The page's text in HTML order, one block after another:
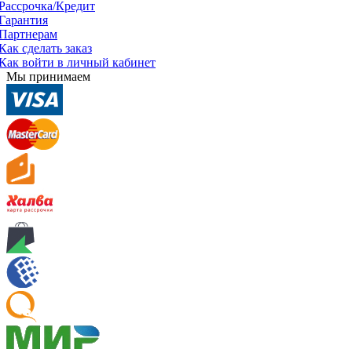
Кредит
сделать заказ
войти в личный кабинет
Мы принимаем